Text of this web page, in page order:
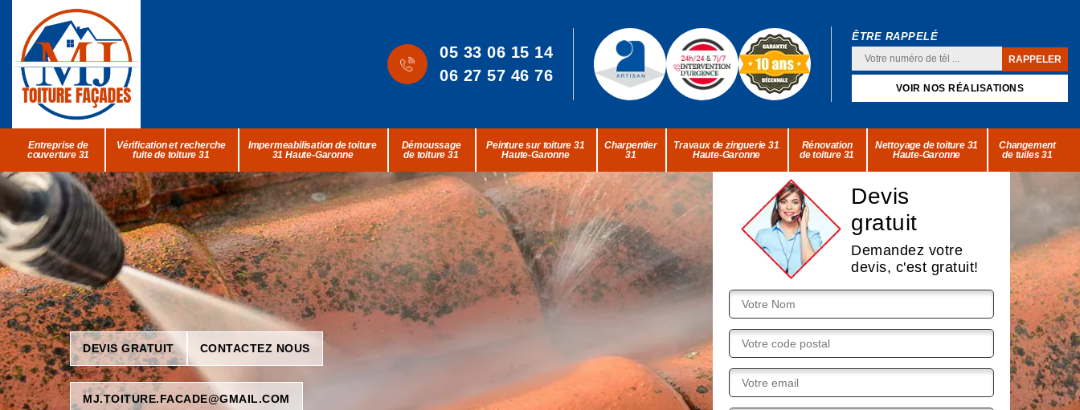
05 33 06 15 14
06 27 57 46 76
ÊTRE RAPPELÉ
VOIR NOS RÉALISATIONS
Entreprise de
couverture 31
Vérification et recherche
fuite de toiture 31
Impermeabilisation de toiture
31 Haute-Garonne
Démoussage
de toiture 31
Peinture sur toiture 31
Haute-Garonne
Charpentier
31
Travaux de zinguerie 31
Haute-Garonne
Rénovation
de toiture 31
Nettoyage de toiture 31
Haute-Garonne
Changement
de tuiles 31
DEVIS GRATUIT CONTACTEZ NOUS
MJ.TOITURE.FACADE@GMAIL.COM
Devis
gratuit
Demandez votre
devis, c'est gratuit!